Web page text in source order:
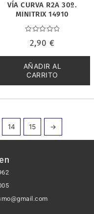
VÍA CURVA R2A 30º.
MINITRIX 14910
con
de
5
2,90 €
AÑADIR AL
CARRITO
14 15 →